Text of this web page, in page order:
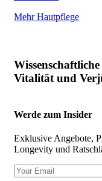
Mehr Hautpflege
Vitalität und
Werde zum Insider
Exklusive Angebote,
Longevity und